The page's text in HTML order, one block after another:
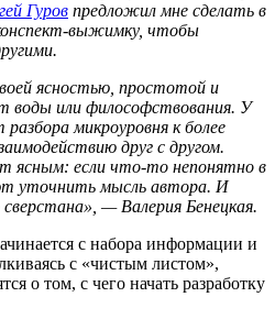
Гуров предложил мне сделать в
выжимку, чтобы
ясностью, простотой и
воды или философствования. У
микроуровня к более
друг с другом.
ясным: если что-то непонятно в
уточнить мысль автора. И
— Валерия Бенецкая.
с набора информации и
с «чистым листом»,
о том, с чего начать разработку